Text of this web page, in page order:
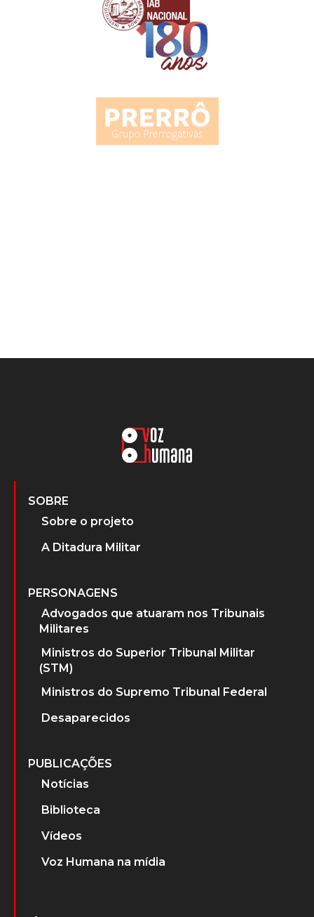
SOBRE
Sobre o projeto
A Ditadura Militar
PERSONAGENS
Advogados que atuaram nos Tribunais
Militares
Ministros do Superior Tribunal Militar
(STM)
Ministros do Supremo Tribunal Federal
Desaparecidos
PUBLICAÇÕES
Notícias
Biblioteca
Vídeos
Voz Humana na mídia